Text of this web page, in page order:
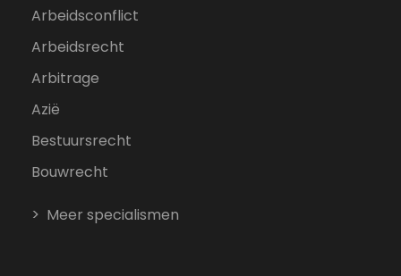
Arbeidsconflict
Arbeidsrecht
Arbitrage
Azië
Bestuursrecht
Bouwrecht
Meer specialismen